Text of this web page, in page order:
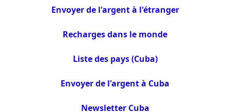
Envoyer de l'argent à l'étranger
Recharges dans le monde
Liste des pays (Cuba)
Envoyer de l'argent à Cuba
Newsletter Cuba